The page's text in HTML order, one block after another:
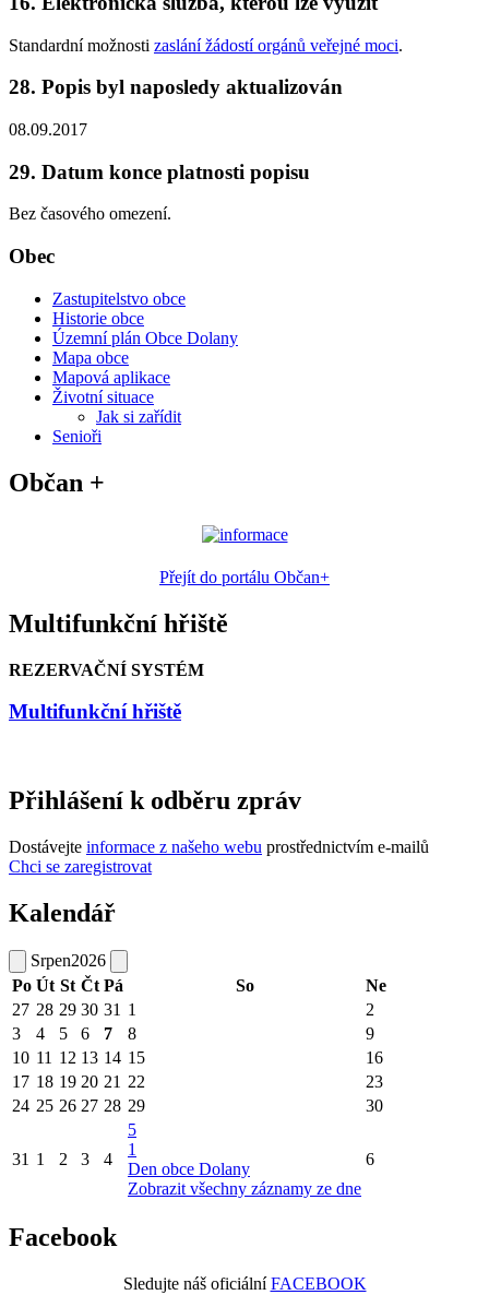
Standardní možnosti zaslání žádostí orgánů veřejné moci.
28. Popis byl naposledy aktualizován
08.09.2017
29. Datum konce platnosti popisu
Bez časového omezení.
Obec
Zastupitelstvo obce
Historie obce
Územní plán Obce Dolany
Mapa obce
Mapová aplikace
Životní situace
Jak si zařídit
Senioři
Občan +
Přejít do portálu Občan+
Multifunkční hřiště
REZERVAČNÍ SYSTÉM
Multifunkční hřiště
Přihlášení k odběru zpráv
Dostávejte informace z našeho webu prostřednictvím e-mailů
Chci se zaregistrovat
Kalendář
Srpen2026
Po Út St Čt Pá So
Ne
27 28 29 30 31 1
2
3
4 5 6 7 8
9
10 11 12 13 14 15
16
17 18 19 20 21 22
23
24 25 26 27 28 29 30
31 1 2 3 4
5
1
Den obce Dolany
Zobrazit všechny záznamy ze dne
6
Facebook
Sledujte náš oficiálníFACEBOOK